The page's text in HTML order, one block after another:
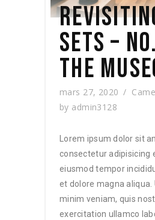
SETS –
THE
mars 27, 2020
by admin3128
Lorem ipsum dolor sit
consectetur adipisicing
eiusmod tempor
et dolore magna aliqua.
minim veniam, quis
exercitation ullamco